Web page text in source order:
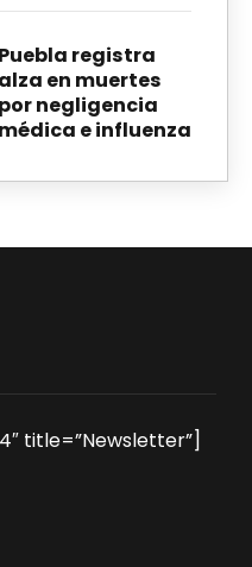
Puebla registra
alza en muertes
por negligencia
médica e influenza
title=”Newsletter”]